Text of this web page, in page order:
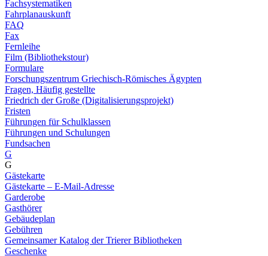
Fachsystematiken
Fahrplanauskunft
FAQ
Fax
Fernleihe
Film (Bibliothekstour)
Formulare
Forschungszentrum Griechisch-Römisches Ägypten
Fragen, Häufig gestellte
Friedrich der Große (Digitalisierungsprojekt)
Fristen
Führungen für Schulklassen
Führungen und Schulungen
Fundsachen
G
G
Gästekarte
Gästekarte – E-Mail-Adresse
Garderobe
Gasthörer
Gebäudeplan
Gebühren
Gemeinsamer Katalog der Trierer Bibliotheken
Geschenke